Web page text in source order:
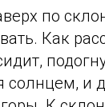
по
Как
и